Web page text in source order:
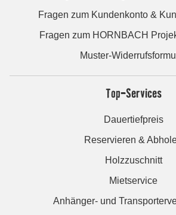
Fragen zum Kundenkonto &
Fragen zum HORNBACH
Muster-
Top-Services
Dauertiefpreis
Reservieren &
Holzzuschnitt
Mietservice
Anhänger- und